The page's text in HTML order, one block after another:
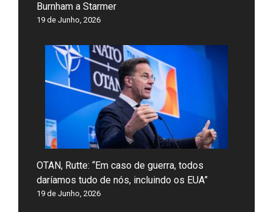
Burnham a Starmer
19 de Junho, 2026
OTAN, Rutte: “Em caso de guerra, todos
daríamos tudo de nós, incluindo os EUA”
19 de Junho, 2026